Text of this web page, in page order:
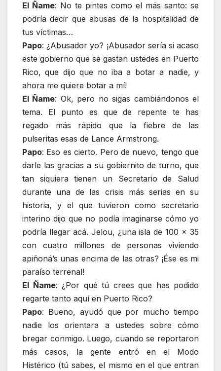
El Ñame: No te pintes como el más santo: se
podría decir que abusas de la hospitalidad de
tus víctimas…
Papo: ¿Abusador yo? ¡Abusador sería si acaso
este gobierno que se gastan ustedes en Puerto
Rico, que dijo que no iba a botar a nadie, y
ahora me quiere botar a mí!
El Ñame: Ok, pero no sigas cambiándonos el
tema. El punto es que de repente te has
regado más rápido que la fiebre de las
pulseritas esas de Lance Armstrong.
Papo: Eso es cierto. Pero de nuevo, tengo que
darle las gracias a su gobiernito de turno, que
tan siquiera tienen un Secretario de Salud
durante una de las crisis más serias en su
historia, y el que tuvieron como secretario
interino dijo que no podía imaginarse cómo yo
podría llegar acá. Jelou, ¿una isla de 100 x 35
con cuatro millones de personas viviendo
apiñoná’s unas encima de las otras? ¡Ése es mi
paraíso terrenal!
El Ñame: ¿Por qué tú crees que has podido
regarte tanto aquí en Puerto Rico?
Papo: Bueno, ayudó que por mucho tiempo
nadie los orientara a ustedes sobre cómo
bregar conmigo. Luego, cuando se reportaron
más casos, la gente entró en el Modo
Histérico (tú sabes, el mismo en el que entran